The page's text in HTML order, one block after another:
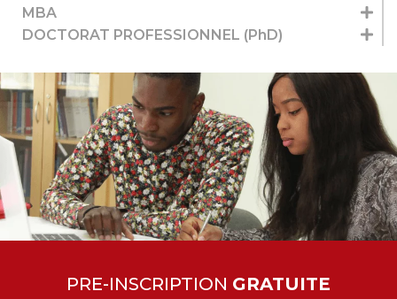
MBA
DOCTORAT PROFESSIONNEL (PhD)
PRE-INSCRIPTION GRATUITE